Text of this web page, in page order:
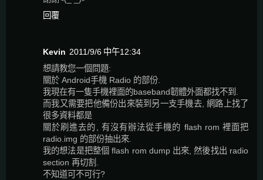
回覆
Kevin 2011/9/6 中午12:34
想請教您一個問題:
關於 Android手機 Radio 的部份.
我現在有一隻手機裡面的baseband韌體外面都找不到.
而我又需要把他備份出來裝到另一支手機去, 網路上找了
很多資料都是
關於刷進去的, 有沒有辦法從手機的 flash rom 裡面把
radio.img 的部份抽出來.
我的想法是把整個 flash rom dump 出來, 然後找出 radio
section 再切割.
不知道可不可行?